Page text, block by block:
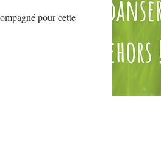
pour cette